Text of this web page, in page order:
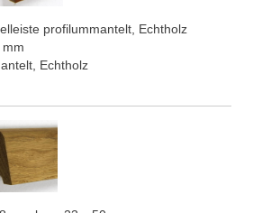
profilummantelt, Echtholz
Echtholz